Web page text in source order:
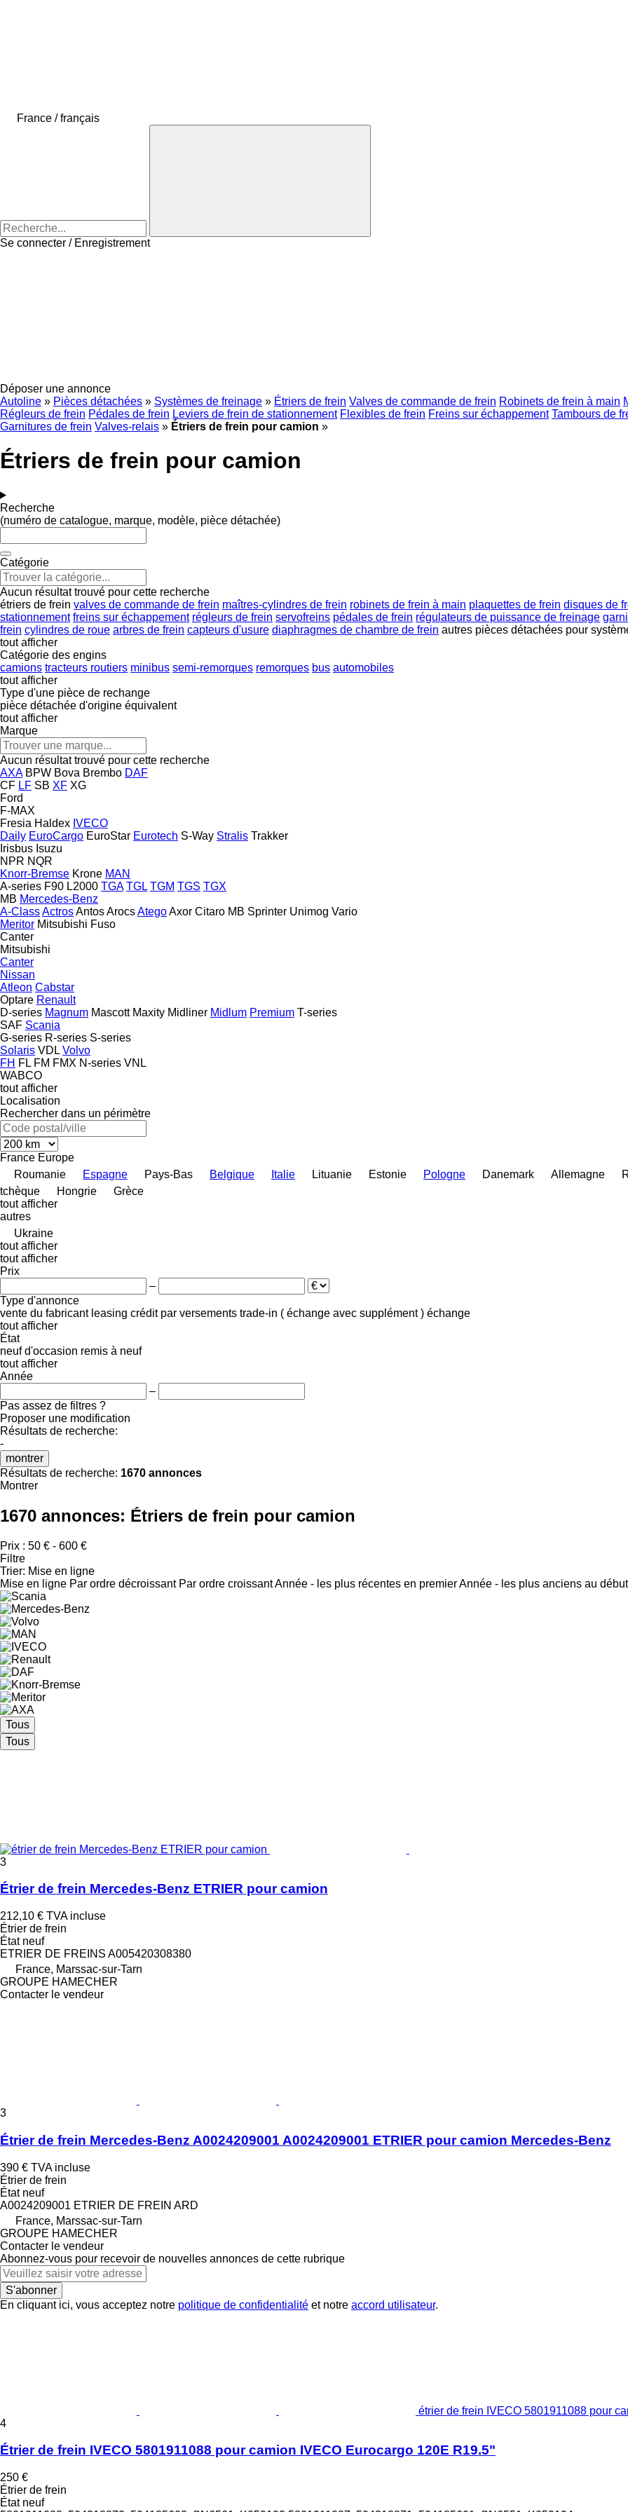
France / français
Se connecter / Enregistrement
Déposer une annonce
Autoline » Pièces détachées » Systèmes de freinage » Étriers de frein Valves de commande de frein Robinets de frein à main
Régleurs de frein Pédales de frein Leviers de frein de stationnement Flexibles de frein Freins sur échappement Tambours de
Garnitures de frein Valves-relais » Étriers de frein pour camion »
Étriers de frein pour camion
Recherche
(numéro de catalogue, marque, modèle, pièce détachée)
Catégorie
Aucun résultat trouvé pour cette recherche
étriers de frein valves de commande de frein maîtres-cylindres de frein robinets de frein à main plaquettes de frein disques de
stationnement freins sur échappement régleurs de frein servofreins pédales de frein régulateurs de puissance de freinage
frein cylindres de roue arbres de frein capteurs d'usure diaphragmes de chambre de frein autres pièces détachées pour
tout afficher
Catégorie des engins
camions tracteurs routiers minibus semi-remorques remorques bus automobiles
tout afficher
Type d'une pièce de rechange
pièce détachée d'origine équivalent
tout afficher
Marque
Aucun résultat trouvé pour cette recherche
AXA BPW Bova Brembo DAF
CF LF SB XF XG
Ford
F-MAX
Fresia Haldex IVECO
Daily EuroCargo EuroStar Eurotech S-Way Stralis Trakker
Irisbus Isuzu
NPR NQR
Knorr-Bremse Krone MAN
A-series F90 L2000 TGA TGL TGM TGS TGX
MB Mercedes-Benz
A-ClassActrosAntosArocsAtegoAxor Citaro MB Sprinter Unimog Vario
Meritor Mitsubishi Fuso
Canter
Mitsubishi
Canter
Nissan
Atleon Cabstar
Optare Renault
D-series Magnum Mascott Maxity Midliner Midlum Premium T-series
SAF Scania
G-series R-series S-series
Solaris VDL Volvo
FH FL FM FMX N-series VNL
WABCO
tout afficher
Localisation
Rechercher dans un périmètre
France Europe
Roumanie
Espagne Pays-Bas Belgique Italie Lituanie Estonie Pologne Danemark Allemagne
tchèque
Hongrie
Grèce
tout afficher
autres
Ukraine
tout afficher
tout afficher
Prix
–
Type d'annonce
vente du fabricant leasing crédit par versements trade-in ( échange avec supplément ) échange
tout afficher
État
neuf d'occasion remis à neuf
tout afficher
Année
–
Pas assez de filtres ?
Proposer une modification
Résultats de recherche:
-
montrer
Résultats de recherche: 1670 annonces
Montrer
1670 annonces: Étriers de frein pour camion
Prix : 50 € - 600 €
Filtre
Trier: Mise en ligne
Mise en ligne Par ordre décroissant Par ordre croissantAnnée - les plus récentes en premierAnnée - les plus anciens au début
Tous
Tous
3
Étrier de frein Mercedes-Benz ETRIER pour camion
212,10 € TVA incluse
Étrier de frein
Étatneuf
ETRIER DE FREINS A005420308380
France, Marssac-sur-Tarn
GROUPE HAMECHER
Contacter le vendeur
3
Étrier de frein Mercedes-Benz A0024209001 A0024209001 ETRIER pour camion Mercedes-Benz
390 € TVA incluse
Étrier de frein
Étatneuf
A0024209001 ETRIER DE FREIN ARD
France, Marssac-sur-Tarn
GROUPE HAMECHER
Contacter le vendeur
Abonnez-vous pour recevoir de nouvelles annonces de cette rubrique
S'abonner
En cliquant ici, vous acceptez notre politique de confidentialité et notre accord utilisateur.
étrier de frein IVECO 5801911088 pour
4
Étrier de frein IVECO 5801911088 pour camion IVECO Eurocargo 120E R19.5"
250 €
Étrier de frein
Étatneuf